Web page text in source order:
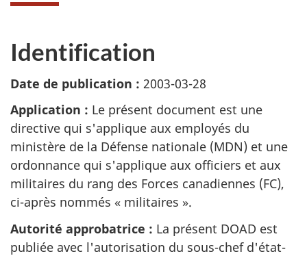
Identification
Date de publication : 2003-03-28
Application : Le présent document est une
directive qui s'applique aux employés du
ministère de la Défense nationale (MDN) et une
ordonnance qui s'applique aux officiers et aux
militaires du rang des Forces canadiennes (FC),
ci-après nommés « militaires ».
Autorité approbatrice : La présent DOAD est
publiée avec l'autorisation du sous-chef d'état-